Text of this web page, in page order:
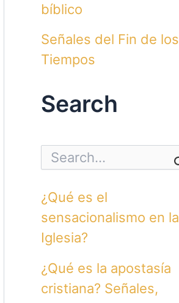
bíblico
Señales del Fin de los
Tiempos
Search
S
c
f
o
¿Qué es el
sensacionalismo en la
Iglesia?
¿Qué es la apostasía
cristiana? Señales,